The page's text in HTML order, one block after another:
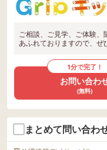
ご相談、ご見学、ご体験
あふれておりますので、ぜ
1分で完了！
お問い合わ
(無料)
まとめて問い合わ